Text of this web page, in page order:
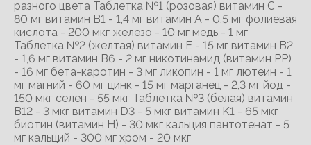
разного цвета Таблетка №1 (розовая) витамин C -
80 мг витамин B1 - 1,4 мг витамин A - 0,5 мг фолиевая
кислота - 200 мкг железо - 10 мг медь - 1 мг
Таблетка №2 (желтая) витамин E - 15 мг витамин B2
- 1,6 мг витамин B6 - 2 мг никотинамид (витамин PP)
- 16 мг бета-каротин - 3 мг ликопин - 1 мг лютеин - 1
мг магний - 60 мг цинк - 15 мг марганец - 2,3 мг йод -
150 мкг селен - 55 мкг Таблетка №3 (белая) витамин
B12 - 3 мкг витамин D3 - 5 мкг витамин K1 - 65 мкг
биотин (витамин H) - 30 мкг кальция пантотенат - 5
мг кальций - 300 мг хром - 20 мкг